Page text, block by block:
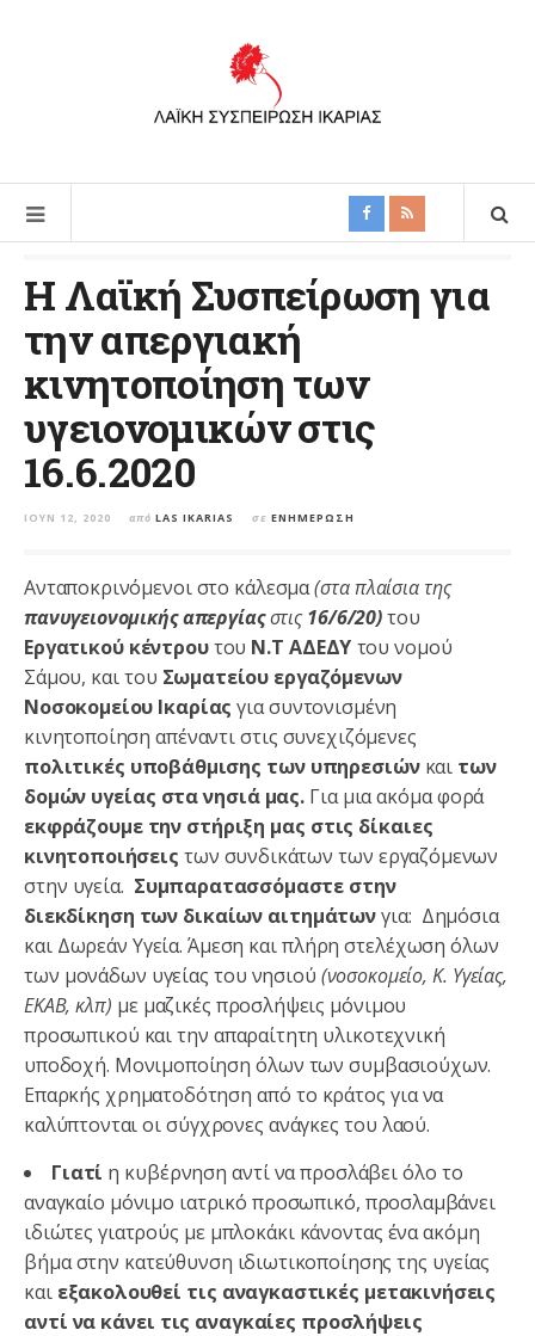
Η Λαϊκή Συσπείρωση για
την απεργιακή
κινητοποίηση των
υγειονομικών στις
16.6.2020
ΙΟΎΝ 12, 2020 από LAS IKARIAS σε ΕΝΗΜΈΡΩΣΗ
Ανταποκρινόμενοι στο κάλεσμα(στα πλαίσια της
πανυγειονομικής απεργίαςστις16/6/20)του
Εργατικού κέντρουτου Ν.Τ ΑΔΕΔΥ του νομού
Σάμου, και του Σωματείου εργαζόμενων
Νοσοκομείου Ικαρίας για συντονισμένη
κινητοποίηση απέναντι στις συνεχιζόμενες
πολιτικές υποβάθμισης των υπηρεσιών και των
δομών υγείας στα νησιά μας. Για μια ακόμα φορά
εκφράζουμε την στήριξη μας στις δίκαιες
κινητοποιήσεις των συνδικάτων των εργαζόμενων
στην υγεία. Συμπαρατασσόμαστε στην
διεκδίκηση των δικαίων αιτημάτωνγια: Δημόσια
και Δωρεάν Υγεία. Άμεση και πλήρη στελέχωση όλων
των μονάδων υγείας του νησιού (νοσοκομείο, Κ. Υγείας,
ΕΚΑΒ, κλπ) με μαζικές προσλήψεις μόνιμου
προσωπικού και την απαραίτητη υλικοτεχνική
υποδοχή. Μονιμοποίηση όλων των συμβασιούχων.
Επαρκής χρηματοδότηση από το κράτος για να
καλύπτονται οι σύγχρονες ανάγκες του λαού.
Γιατί η κυβέρνηση αντί να προσλάβει όλο το
αναγκαίο μόνιμο ιατρικό προσωπικό, προσλαμβάνει
ιδιώτες γιατρούς με μπλοκάκι κάνοντας ένα ακόμη
βήμα στην κατεύθυνση ιδιωτικοποίησης της υγείας
και εξακολουθεί τις αναγκαστικές μετακινήσεις
αντί να κάνει τις αναγκαίες προσλήψεις